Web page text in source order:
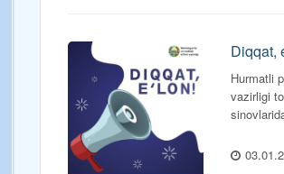
Diqqat,
Hurmatli
vazirligi